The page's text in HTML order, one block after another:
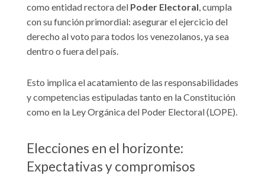
como entidad rectora del Poder Electoral , cumpla
con su función primordial: asegurar el ejercicio del
derecho al voto para todos los venezolanos, ya sea
dentro o fuera del país.
Esto implica el acatamiento de las responsabilidades
y competencias estipuladas tanto en la Constitución
como en la Ley Orgánica del Poder Electoral (LOPE).
Elecciones en el horizonte:
Expectativas y compromisos